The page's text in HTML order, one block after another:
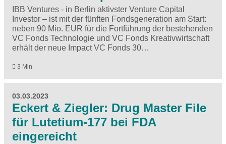
IBB Ventures - in Berlin aktivster Venture Capital
Investor – ist mit der fünften Fondsgeneration am Start:
neben 90 Mio. EUR für die Fortführung der bestehenden
VC Fonds Technologie und VC Fonds Kreativwirtschaft
erhält der neue Impact VC Fonds 30…
3 Min
03.03.2023
Eckert & Ziegler: Drug Master File
für Lutetium-177 bei FDA
eingereicht